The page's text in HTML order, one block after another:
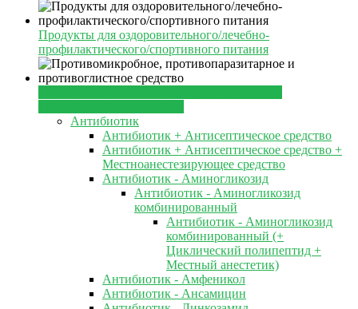
Продукты для оздоровительного/лечебно-
профилактического/спортивного питания
Антибиотик
Антибиотик + Антисептическое средство
Антибиотик + Антисептическое средство +
Местноанестезирующее средство
Антибиотик - Аминогликозид
Антибиотик - Аминогликозид
комбинированный
Антибиотик - Аминогликозид
комбинированный (+
Циклический полипептид +
Местный анестетик)
Антибиотик - Амфеникол
Антибиотик - Ансамицин